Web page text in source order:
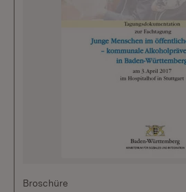
Broschüre